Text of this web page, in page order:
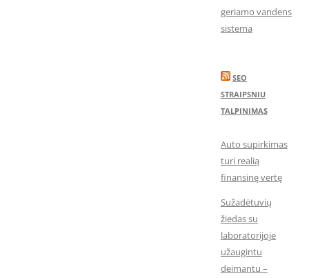
geriamo vandens
sistema
SEO
STRAIPSNIU
TALPINIMAS
Auto supirkimas
turi realią
finansinę vertę
Sužadėtuvių
žiedas su
laboratorijoje
užaugintu
deimantu –